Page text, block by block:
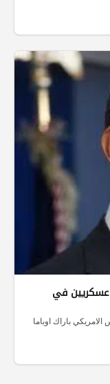
عسكريين في
باراك اوباما